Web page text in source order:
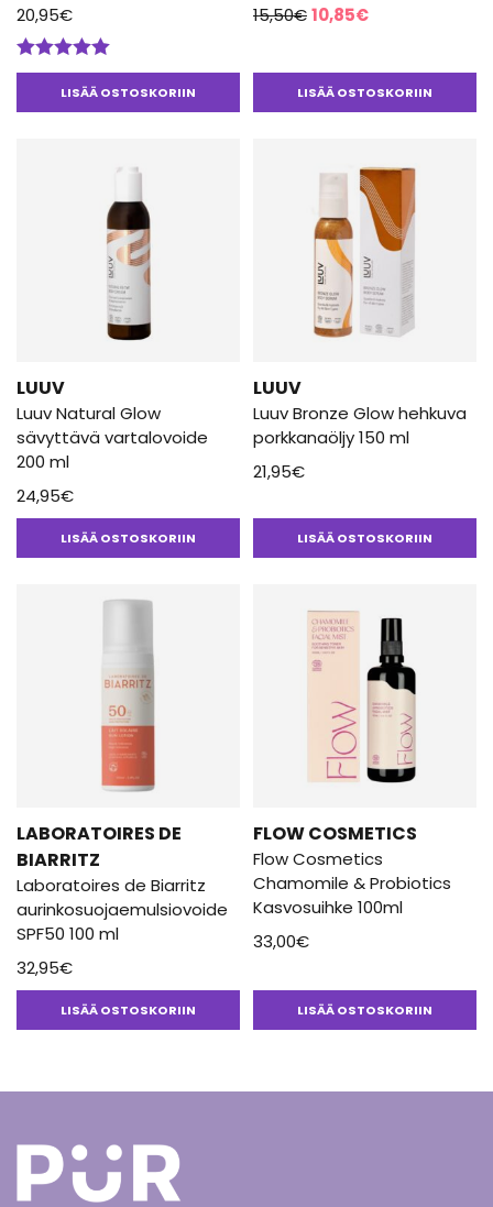
20,95€
Arvostelu
tuotteesta:LISÄÄ OSTOSKORIIN
15,50€Alkuperäinen
oli:
15,50€.
10,85€Nykyinen
on:
10,85€.
LISÄÄ OSTOSKORIIN
LUUV
Luuv Natural Glow
sävyttävä vartalovoide
200 ml
24,95€
LISÄÄ OSTOSKORIIN
LUUV
Luuv Bronze Glow hehkuva
porkkanaöljy 150 ml
21,95€
LISÄÄ OSTOSKORIIN
LABORATOIRES DE
BIARRITZ
Laboratoires de Biarritz
aurinkosuojaemulsiovoide
SPF50 100 ml
32,95€
LISÄÄ OSTOSKORIIN
FLOW COSMETICS
Flow Cosmetics
Chamomile & Probiotics
Kasvosuihke 100ml
33,00€
LISÄÄ OSTOSKORIIN